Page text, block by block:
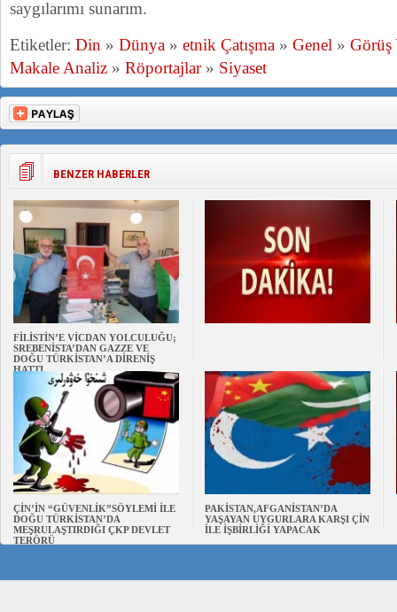
saygılarımı sunarım.
Etiketler: Din » Dünya » etnik Çatışma » Genel » Görüş
Makale Analiz » Röportajlar» Siyaset
BENZER HABERLER
FİLİSTİN’E VİCDAN YOLCULUĞU;
SREBENİSTA’DAN GAZZE VE
DOĞU TÜRKİSTAN’A DİRENİŞ
HATTI
ÇİN’İN “GÜVENLİK”SÖYLEMİ İLE
DOĞU TÜRKİSTAN’DA
MEŞRULAŞTIRDIĞI ÇKP DEVLET
TERÖRÜ
PAKİSTAN,AFGANİSTAN’DA
YAŞAYAN UYGURLARA KARŞI ÇİN
İLE İŞBİRLİĞİ YAPACAK